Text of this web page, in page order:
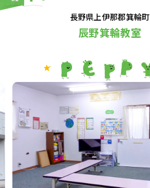
長野県上伊那郡箕輪町
辰野箕輪教室